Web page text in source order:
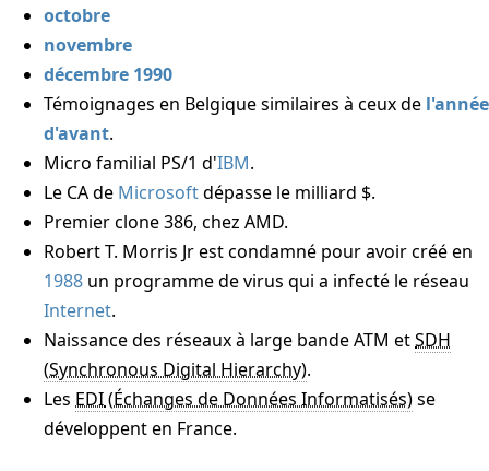
octobre
novembre
décembre 1990
Témoignages en Belgique similaires à ceux de l'année
d'avant.
Micro familial PS/1 d'IBM.
Le CA de Microsoftdépasse le milliard $.
Premier clone 386, chez AMD.
Robert T. Morris Jr est condamné pour avoir créé en
1988 un programme de virus qui a infecté le réseau
Internet.
Naissance des réseaux à large bande ATM etSDH
.
Les EDI
se
développent en France.